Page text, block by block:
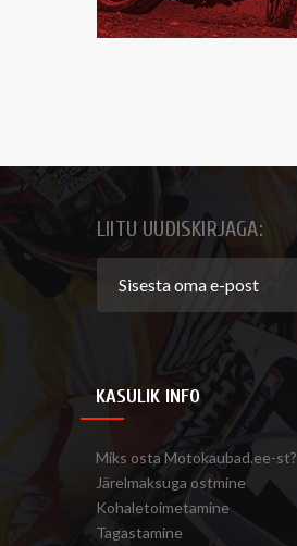
LIITU UUDISKIRJAGA:
KASULIK INFO
Miks osta Motokaubad.ee-st?
Järelmaksuga ostmine
Kohaletoimetamine
Tagastamine